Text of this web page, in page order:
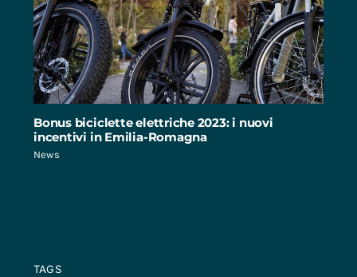
Bonus biciclette elettriche 2023: i nuovi
incentivi in Emilia-Romagna
News
TAGS